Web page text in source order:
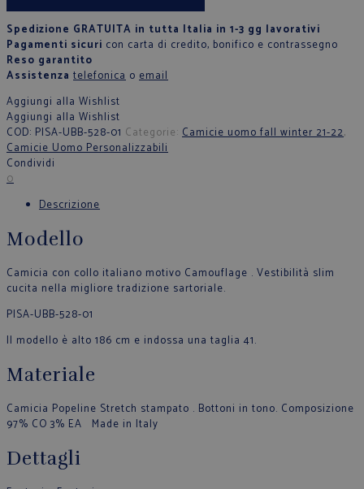
Spedizione GRATUITA in tutta Italia in 1-3 gg lavorativi
Pagamenti sicuri con carta di credito, bonifico e contrassegno
Reso garantito
Assistenza telefonica o email
Aggiungi alla Wishlist
Aggiungi alla Wishlist
COD: PISA-UBB-528-01 Categorie: Camicie uomo fall winter 21-22,
Camicie Uomo Personalizzabili
Condividi
0
Descrizione
Modello
Camicia con collo italiano motivo Camouflage . Vestibilità slim
cucita nella migliore tradizione sartoriale.
PISA-UBB-528-01
Il modello è alto 186 cm e indossa una taglia 41.
Materiale
Camicia Popeline Stretch stampato . Bottoni in tono. Composizione
97% CO 3% EA Made in Italy
Dettagli